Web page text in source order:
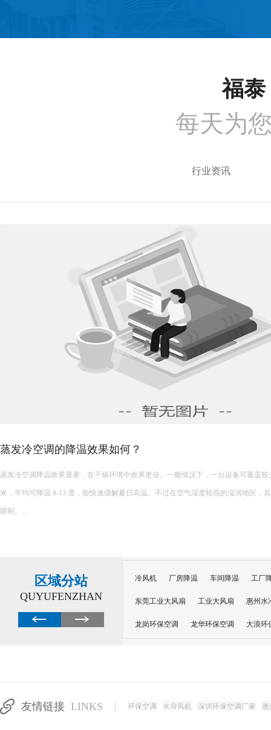
福泰
每天为
行业资讯
蒸发冷空调的降温效果如何？
蒸发冷空调降温效果显著，在干燥环境中效果更佳。一般情况下，一台设备可覆盖较
米，平均可降温 8-13 度，能快速缓解夏日高温。不过在空气湿度较高的湿润地区，
限制。...
区域分站
QUYUFENZHAN
冷风机 厂房降温 车间降温 工厂
东莞工业大风扇 工业大风扇 惠州水
龙岗环保空调 龙华环保空调 大浪环
友情链接 LINKS 环保空调 水帘风机 深圳环保空调厂家 惠